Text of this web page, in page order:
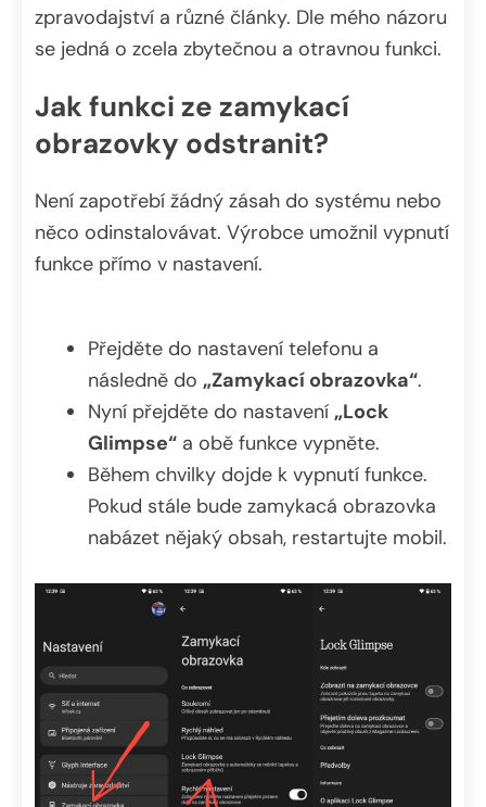
zpravodajství a různé články. Dle mého názoru
se jedná o zcela zbytečnou a otravnou funkci.
Jak funkci ze zamykací
obrazovky odstranit?
Není zapotřebí žádný zásah do systému nebo
něco odinstalovávat. Výrobce umožnil vypnutí
funkce přímo v nastavení.
Přejděte do nastavení telefonu a
následně do „Zamykací obrazovka“.
Nyní přejděte do nastavení „Lock
Glimpse“ a obě funkce vypněte.
Během chvilky dojde k vypnutí funkce.
Pokud stále bude zamykacá obrazovka
nabázet nějaký obsah, restartujte mobil.